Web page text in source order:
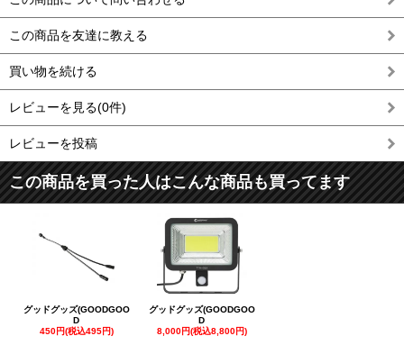
この商品を友達に教える
買い物を続ける
レビューを見る(0件)
レビューを投稿
この商品を買った人はこんな商品も買ってます
グッドグッズ(GOODGOO
D
450円(税込495円)
グッドグッズ(GOODGOO
D
8,000円(税込8,800円)